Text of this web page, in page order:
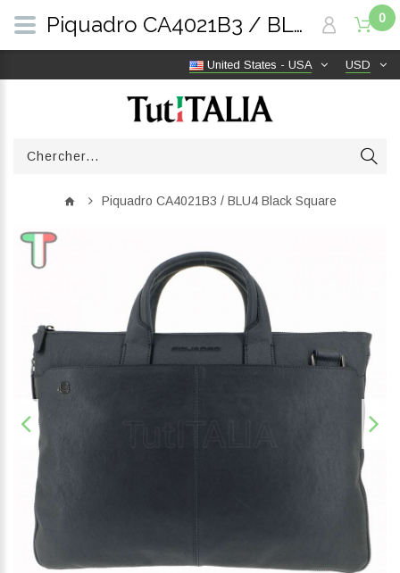
USD
United States - USA
0
Piquadro CA4021B3 / BLU4 Black Square
Piquadro CA4021B3 / BLU4 Black Square | TutITALIA